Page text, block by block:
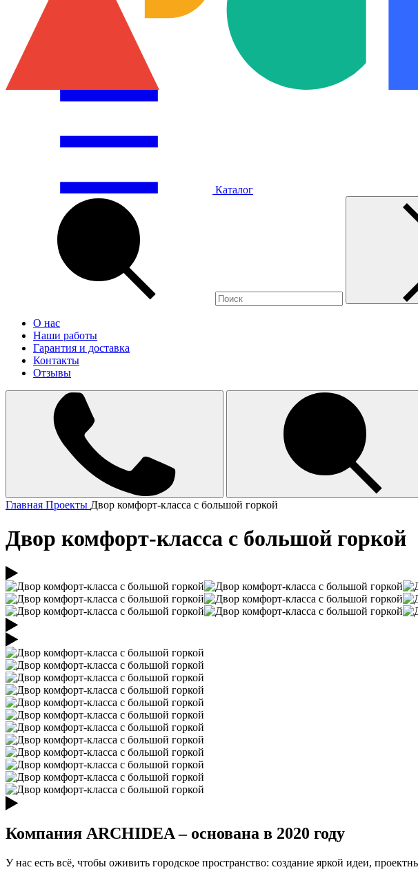
Каталог
О нас
Наши работы
Гарантия и доставка
Контакты
Отзывы
Главная Проекты Двор комфорт-класса с большой горкой
Двор комфорт-класса с большой горкой
Компания ARCHIDEA – основана в 2020 году
У нас есть всё, чтобы оживить городское пространство: создание яркой идеи,